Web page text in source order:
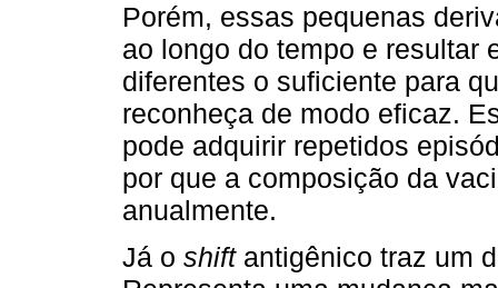
Porém, essas pequenas
ao longo do tempo e resultar
diferentes o suficiente para
reconheça de modo eficaz.
pode adquirir repetidos
por que a composição da
anualmente.
Já o shiftantigênico traz um